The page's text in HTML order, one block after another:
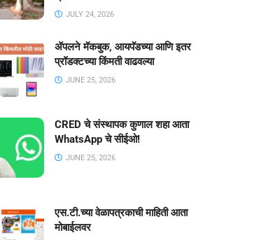
JULY 24, 2026
ॲपलने मॅकबुक, आयपॅडच्या आणि इतर
प्रॉडक्टच्या किंमती वाढवल्या
JUNE 25, 2026
CRED चे संस्थापक कुणाल शहा आता
WhatsApp चे सीईओ!
JUNE 25, 2026
एस.टी.च्या वेळापत्रकाची माहिती आता
मोबाईलवर